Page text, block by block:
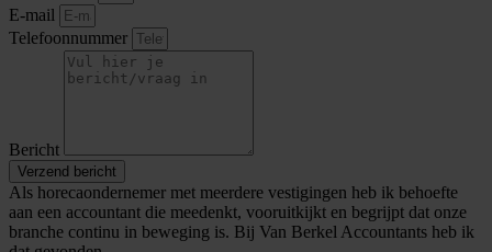
E-mail
Telefoonnummer
Bericht
Verzend bericht
Als horecaondernemer met meerdere vestigingen heb ik behoefte
aan een accountant die meedenkt, vooruitkijkt en begrijpt dat onze
branche continu in beweging is. Bij Van Berkel Accountants heb ik